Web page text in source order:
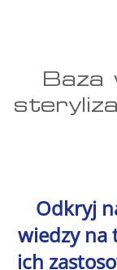
Baza
Odkryj
wiedzy na
ich